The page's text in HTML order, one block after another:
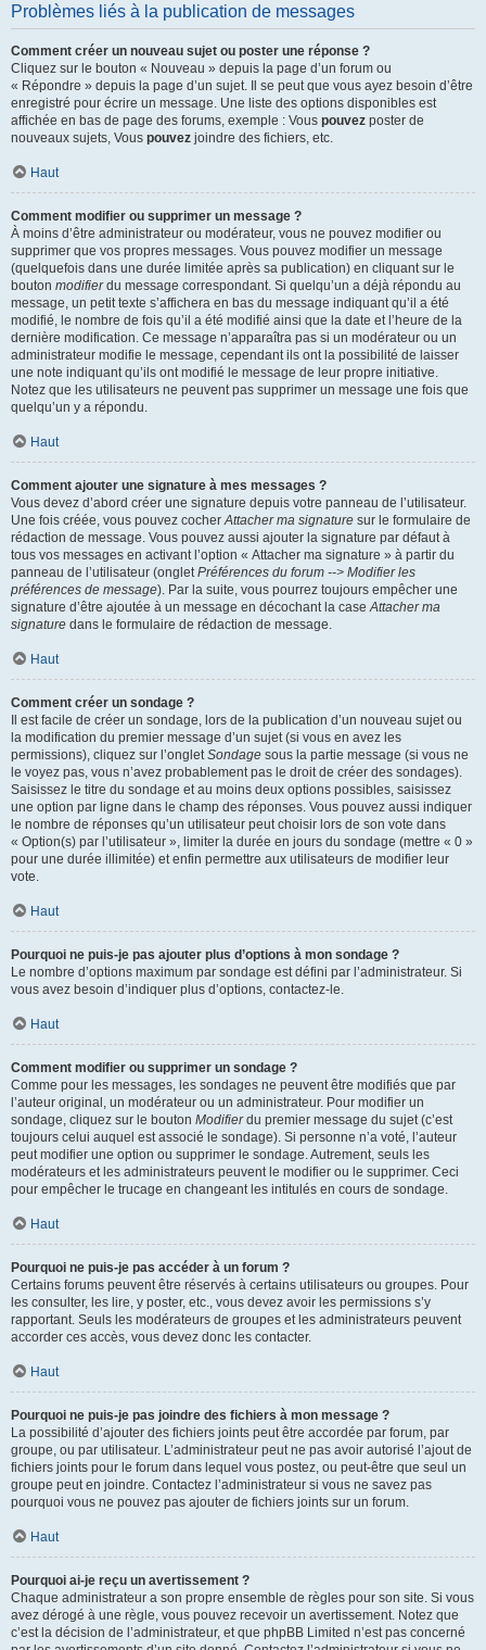
Problèmes liés à la publication de messages
Comment créer un nouveau sujet ou poster une réponse ?
Cliquez sur le bouton « Nouveau » depuis la page d’un forum ou
« Répondre » depuis la page d’un sujet. Il se peut que vous ayez besoin d’être
enregistré pour écrire un message. Une liste des options disponibles est
affichée en bas de page des forums, exemple : Vous pouvez poster de
nouveaux sujets, Vous pouvez joindre des fichiers, etc.
Haut
Comment modifier ou supprimer un message ?
À moins d’être administrateur ou modérateur, vous ne pouvez modifier ou
supprimer que vos propres messages. Vous pouvez modifier un message
(quelquefois dans une durée limitée après sa publication) en cliquant sur le
bouton modifierdu message correspondant. Si quelqu’un a déjà répondu au
message, un petit texte s’affichera en bas du message indiquant qu’il a été
modifié, le nombre de fois qu’il a été modifié ainsi que la date et l’heure de la
dernière modification. Ce message n’apparaîtra pas si un modérateur ou un
administrateur modifie le message, cependant ils ont la possibilité de laisser
une note indiquant qu’ils ont modifié le message de leur propre initiative.
Notez que les utilisateurs ne peuvent pas supprimer un message une fois que
quelqu’un y a répondu.
Haut
Comment ajouter une signature à mes messages ?
Vous devez d’abord créer une signature depuis votre panneau de l’utilisateur.
Une fois créée, vous pouvez cocherAttacher ma signature sur le formulaire de
rédaction de message. Vous pouvez aussi ajouter la signature par défaut à
tous vos messages en activant l’option « Attacher ma signature » à partir du
panneau de l’utilisateur (ongletPréférences du forum --> Modifier les
préférences de message). Par la suite, vous pourrez toujours empêcher une
signature d’être ajoutée à un message en décochant la caseAttacher ma
signature dans le formulaire de rédaction de message.
Haut
Comment créer un sondage ?
Il est facile de créer un sondage, lors de la publication d’un nouveau sujet ou
la modification du premier message d’un sujet (si vous en avez les
permissions), cliquez sur l’ongletSondage sous la partie message (si vous ne
le voyez pas, vous n’avez probablement pas le droit de créer des sondages).
Saisissez le titre du sondage et au moins deux options possibles, saisissez
une option par ligne dans le champ des réponses. Vous pouvez aussi indiquer
le nombre de réponses qu’un utilisateur peut choisir lors de son vote dans
« Option(s) par l’utilisateur », limiter la durée en jours du sondage (mettre « 0 »
pour une durée illimitée) et enfin permettre aux utilisateurs de modifier leur
vote.
Haut
Pourquoi ne puis-je pas ajouter plus d’options à mon sondage ?
Le nombre d’options maximum par sondage est défini par l’administrateur. Si
vous avez besoin d’indiquer plus d’options, contactez-le.
Haut
Comment modifier ou supprimer un sondage ?
Comme pour les messages, les sondages ne peuvent être modifiés que par
l’auteur original, un modérateur ou un administrateur. Pour modifier un
sondage, cliquez sur le bouton Modifierdu premier message du sujet (c’est
toujours celui auquel est associé le sondage). Si personne n’a voté, l’auteur
peut modifier une option ou supprimer le sondage. Autrement, seuls les
modérateurs et les administrateurs peuvent le modifier ou le supprimer. Ceci
pour empêcher le trucage en changeant les intitulés en cours de sondage.
Haut
Pourquoi ne puis-je pas accéder à un forum ?
Certains forums peuvent être réservés à certains utilisateurs ou groupes. Pour
les consulter, les lire, y poster, etc., vous devez avoir les permissions s’y
rapportant. Seuls les modérateurs de groupes et les administrateurs peuvent
accorder ces accès, vous devez donc les contacter.
Haut
Pourquoi ne puis-je pas joindre des fichiers à mon message ?
La possibilité d’ajouter des fichiers joints peut être accordée par forum, par
groupe, ou par utilisateur. L’administrateur peut ne pas avoir autorisé l’ajout de
fichiers joints pour le forum dans lequel vous postez, ou peut-être que seul un
groupe peut en joindre. Contactez l’administrateur si vous ne savez pas
pourquoi vous ne pouvez pas ajouter de fichiers joints sur un forum.
Haut
Pourquoi ai-je reçu un avertissement ?
Chaque administrateur a son propre ensemble de règles pour son site. Si vous
avez dérogé à une règle, vous pouvez recevoir un avertissement. Notez que
c’est la décision de l’administrateur, et que phpBB Limited n’est pas concerné